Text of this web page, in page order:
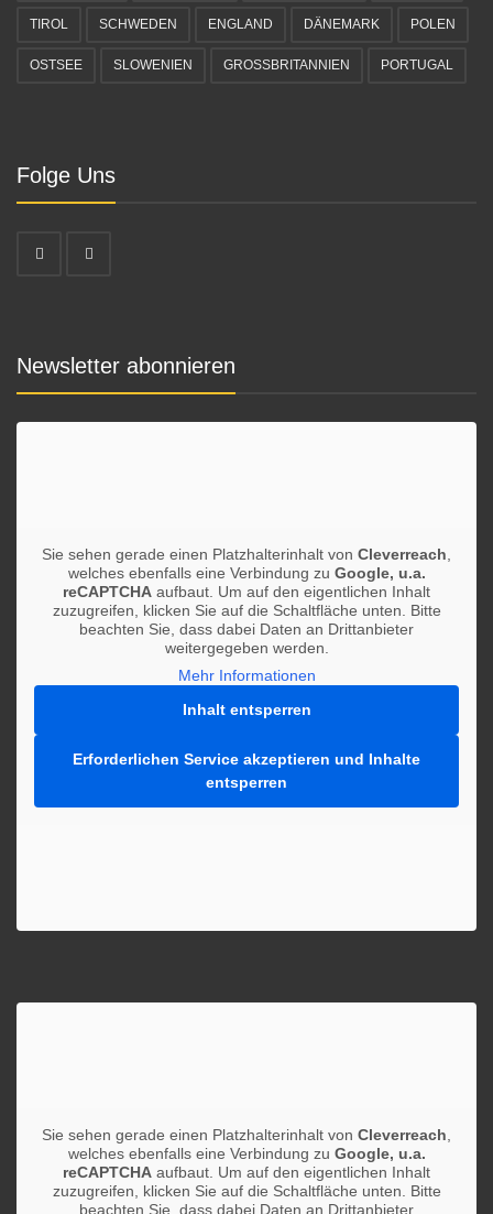
TIROL SCHWEDEN ENGLAND DÄNEMARK POLEN
OSTSEE SLOWENIEN GROSSBRITANNIEN PORTUGAL
Folge Uns
Newsletter abonnieren
Sie sehen gerade einen Platzhalterinhalt von Cleverreach
welches ebenfalls eine Verbindung zu Google, u.a.
reCAPTCHA aufbaut. Um auf den eigentlichen Inhalt
zuzugreifen, klicken Sie auf die Schaltfläche unten. Bitte
beachten Sie, dass dabei Daten an Drittanbieter
weitergegeben werden.
Mehr Informationen
Inhalt entsperren
Erforderlichen Service akzeptieren und Inhalte
entsperren
Sie sehen gerade einen Platzhalterinhalt von Cleverreach
welches ebenfalls eine Verbindung zu Google, u.a.
reCAPTCHA aufbaut. Um auf den eigentlichen Inhalt
zuzugreifen, klicken Sie auf die Schaltfläche unten. Bitte
beachten Sie, dass dabei Daten an Drittanbieter